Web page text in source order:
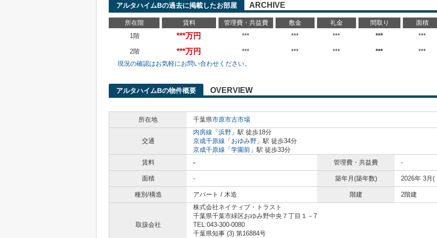
アルタハイムBの過去に掲載したお部屋 ARCHIVE
所在階 賃料 管理費・共益費 敷金 礼金 間取り 面積
1階
***万円 *** *** *** *** ***
2階 ***万円 *** *** *** *** ***
現況の確認はお気軽にお問い合わせください。
アルタハイムBの物件概要 OVERVIEW
所在地
千葉県市原市古市場
交通
内房線 「 浜野 」駅 徒歩18分
京成千原線 「 おゆみ野 」駅 徒歩34分
京成千原線 「 学園前 」駅 徒歩33分
賃料
- 管理費・共益費 -
面積 - 築年月(築年数) 2026年 3月(
種別/構造 アパート / 木造 階建 2階建
取扱会社
株式会社ネイティブ・トラスト
千葉県千葉市緑区おゆみ野中央７丁目１－7
TEL:043-300-0080
千葉県知事 (3) 第16884号